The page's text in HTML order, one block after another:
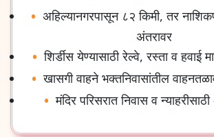
अहिल्यानगरपासून ८२ किमी, तर
अंतरावर
शिर्डीस येण्यासाठी रेल्वे, रस्ता व हवाई
खासगी वाहने भक्तनिवासांतील
मंदिर परिसरात निवास व